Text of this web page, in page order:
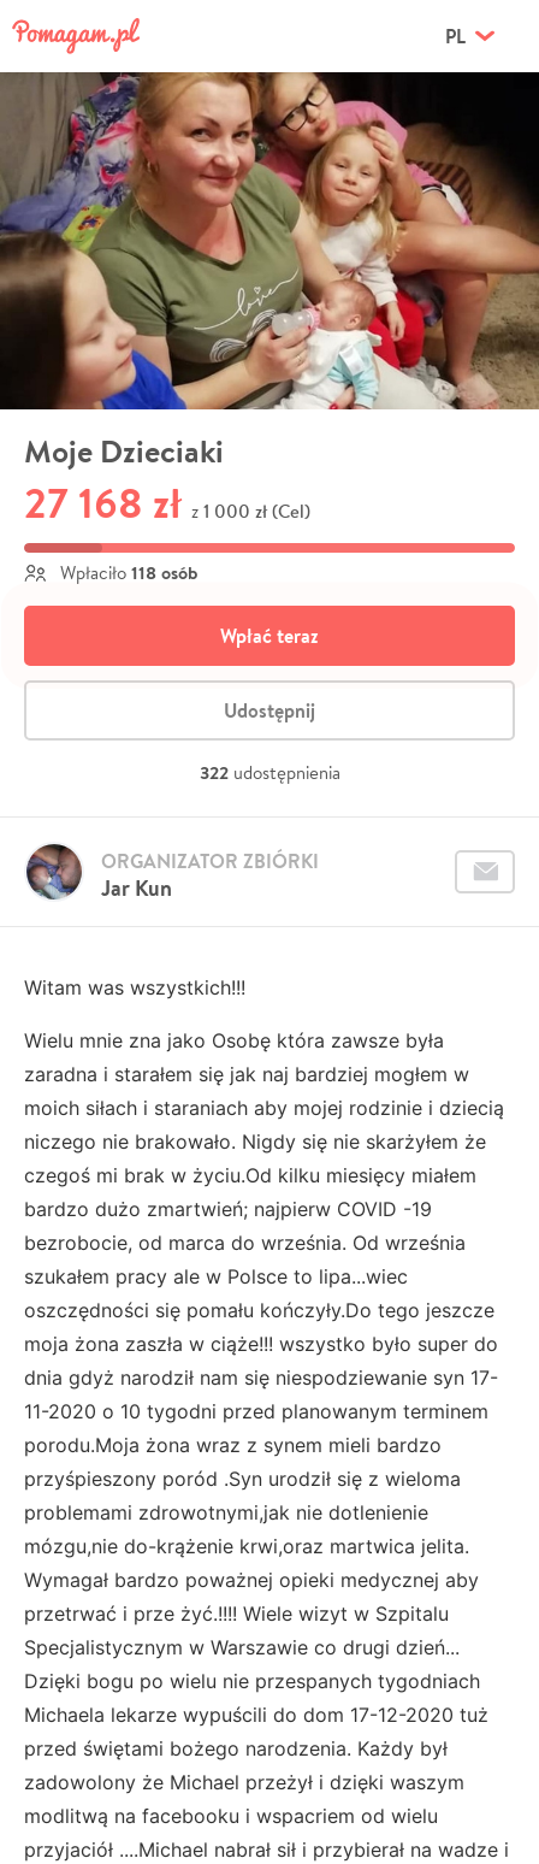
PL
Moje Dzieciaki
27 168 zł z 1 000 zł (Cel)
Wpłaciło 118 osób
Wpłać teraz
Udostępnij
322 udostępnienia
Jar Kun
ORGANIZATOR ZBIÓRKI
Witam was wszystkich!!!
Wielu mnie zna jako Osobę która zawsze była
zaradna i starałem się jak naj bardziej mogłem w
moich siłach i staraniach aby mojej rodzinie i dziecią
niczego nie brakowało. Nigdy się nie skarżyłem że
czegoś mi brak w życiu.Od kilku miesięcy miałem
bardzo dużo zmartwień; najpierw COVID -19
bezrobocie, od marca do września. Od września
szukałem pracy ale w Polsce to lipa...wiec
oszczędności się pomału kończyły.Do tego jeszcze
moja żona zaszła w ciąże!!! wszystko było super do
dnia gdyż narodził nam się niespodziewanie syn 17-
11-2020 o 10 tygodni przed planowanym terminem
porodu.Moja żona wraz z synem mieli bardzo
przyśpieszony poród .Syn urodził się z wieloma
problemami zdrowotnymi,jak nie dotlenienie
mózgu,nie do-krążenie krwi,oraz martwica jelita.
Wymagał bardzo poważnej opieki medycznej aby
przetrwać i prze żyć.!!!! Wiele wizyt w Szpitalu
Specjalistycznym w Warszawie co drugi dzień...
Dzięki bogu po wielu nie przespanych tygodniach
Michaela lekarze wypuścili do dom 17-12-2020 tuż
przed świętami bożego narodzenia. Każdy był
zadowolony że Michael przeżył i dzięki waszym
modlitwą na facebooku i wspacriem od wielu
przyjaciół ....Michael nabrał sił i przybierał na wadze i